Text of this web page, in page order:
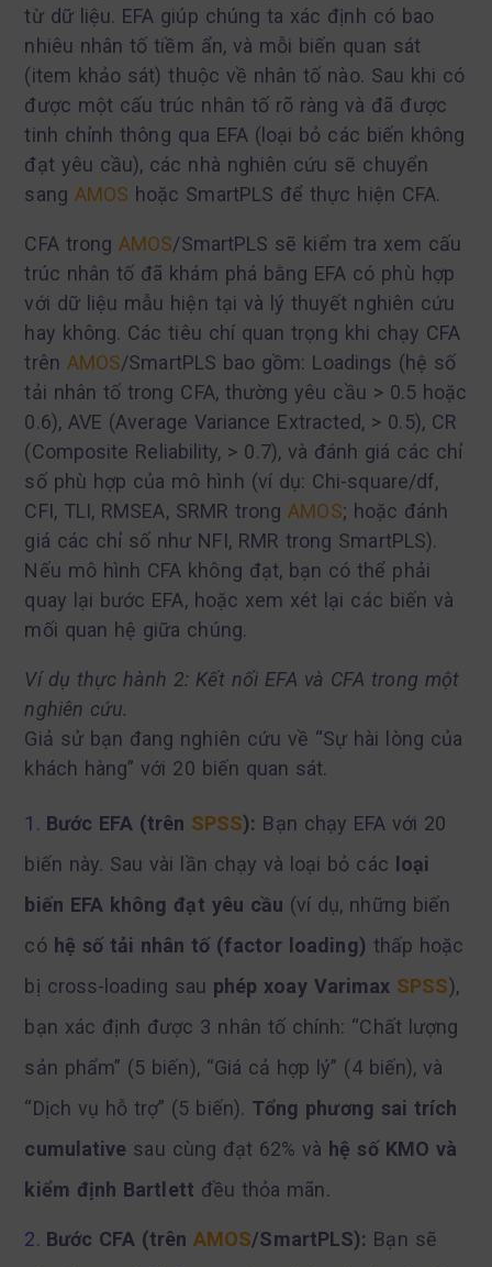
từ dữ liệu. EFA giúp chúng ta xác định có bao
nhiêu nhân tố tiềm ẩn, và mỗi biến quan sát
(item khảo sát) thuộc về nhân tố nào. Sau khi có
được một cấu trúc nhân tố rõ ràng và đã được
tinh chỉnh thông qua EFA (loại bỏ các biến không
đạt yêu cầu), các nhà nghiên cứu sẽ chuyển
sang AMOS hoặc SmartPLS để thực hiện CFA.
CFA trongAMOS/SmartPLS sẽ kiểm tra xem cấu
trúc nhân tố đã khám phá bằng EFA có phù hợp
với dữ liệu mẫu hiện tại và lý thuyết nghiên cứu
hay không. Các tiêu chí quan trọng khi chạy CFA
trên AMOS/SmartPLS bao gồm: Loadings (hệ số
tải nhân tố trong CFA, thường yêu cầu > 0.5 hoặc
0.6), AVE (Average Variance Extracted, > 0.5), CR
(Composite Reliability, > 0.7), và đánh giá các chỉ
số phù hợp của mô hình (ví dụ: Chi-square/df,
CFI, TLI, RMSEA, SRMR trongAMOS; hoặc đánh
giá các chỉ số như NFI, RMR trong SmartPLS).
Nếu mô hình CFA không đạt, bạn có thể phải
quay lại bước EFA, hoặc xem xét lại các biến và
mối quan hệ giữa chúng.
Ví dụ thực hành 2: Kết nối EFA và CFA trong một
nghiên cứu.
Giả sử bạn đang nghiên cứu về “Sự hài lòng của
khách hàng” với 20 biến quan sát.
Bước EFA (trên SPSS): Bạn chạy EFA với 20
biến này. Sau vài lần chạy và loại bỏ các
loại
biến EFA không đạt yêu cầu (ví dụ, những biến
có hệ số tải nhân tố (factor loading) thấp hoặc
bị cross-loading sau phép xoay Varimax SPSS),
bạn xác định được 3 nhân tố chính: “Chất lượng
sản phẩm” (5 biến), “Giá cả hợp lý” (4 biến), và
“Dịch vụ hỗ trợ” (5 biến). Tổng phương sai trích
cumulative sau cùng đạt 62% và hệ số KMO và
kiểm định Bartlett đều thỏa mãn.
Bước CFA (trên AMOS/SmartPLS): Bạn sẽ